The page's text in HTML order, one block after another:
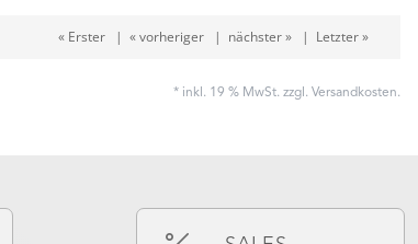
« Erster| « vorheriger| nächster »| Letzter »
* inkl. 19 % MwSt. zzgl. Versandkosten.